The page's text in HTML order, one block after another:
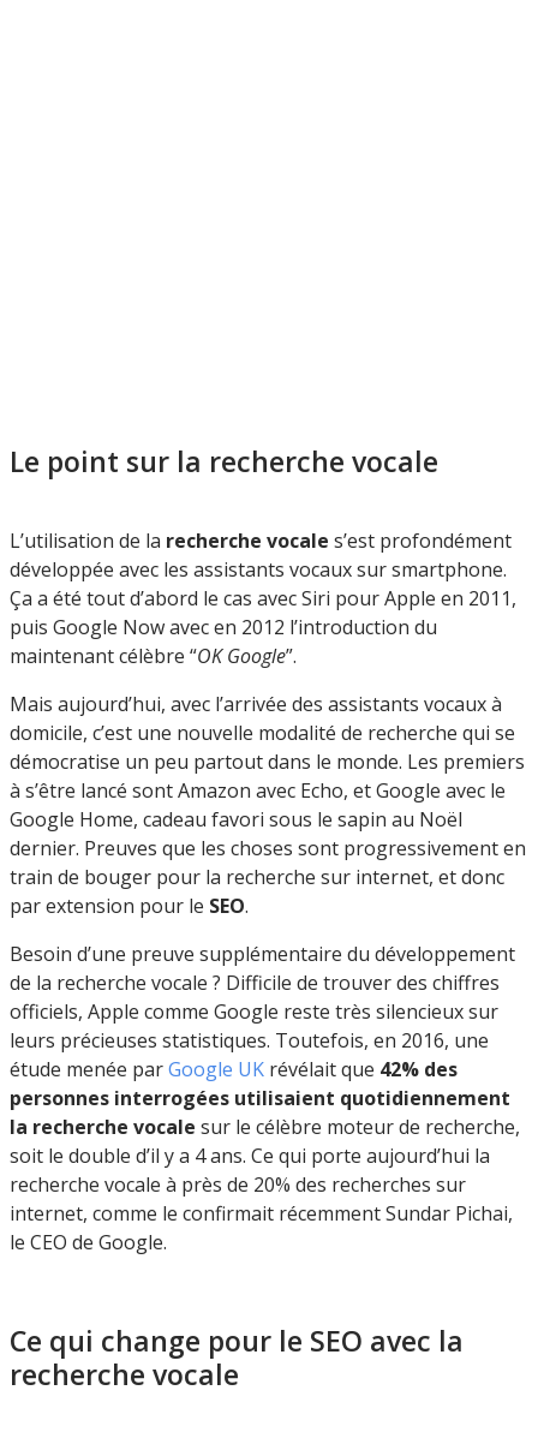
Le point sur la recherche vocale
L’utilisation de la recherche vocale s’est profondément
développée avec les assistants vocaux sur smartphone.
Ça a été tout d’abord le cas avec Siri pour Apple en 2011,
puis Google Now avec en 2012 l’introduction du
maintenant célèbre “OK Google”.
Mais aujourd’hui, avec l’arrivée des assistants vocaux à
domicile, c’est une nouvelle modalité de recherche qui se
démocratise un peu partout dans le monde. Les premiers
à s’être lancé sont Amazon avec Echo, et Google avec le
Google Home, cadeau favori sous le sapin au Noël
dernier. Preuves que les choses sont progressivement en
train de bouger pour la recherche sur internet, et donc
par extension pour le SEO.
Besoin d’une preuve supplémentaire du développement
de la recherche vocale ? Difficile de trouver des chiffres
officiels, Apple comme Google reste très silencieux sur
leurs précieuses statistiques. Toutefois, en 2016, une
étude menée parGoogle UK révélait que 42% des
personnes interrogées utilisaient quotidiennement
la recherche vocale sur le célèbre moteur de recherche,
soit le double d’il y a 4 ans. Ce qui porte aujourd’hui la
recherche vocale à près de 20% des recherches sur
internet, comme le confirmait récemment Sundar Pichai,
le CEO de Google.
Ce qui change pour le SEO avec la
recherche vocale